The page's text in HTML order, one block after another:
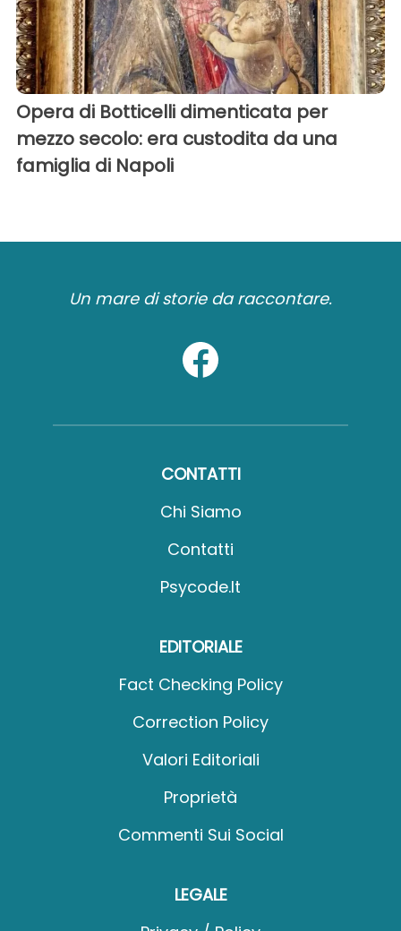
Opera di Botticelli dimenticata per
mezzo secolo: era custodita da una
famiglia di Napoli
Un mare di storie da raccontare.
CONTATTI
Chi Siamo
Contatti
Psycode.it
EDITORIALE
Fact Checking Policy
Correction Policy
Valori Editoriali
Proprietà
Commenti Sui Social
LEGALE